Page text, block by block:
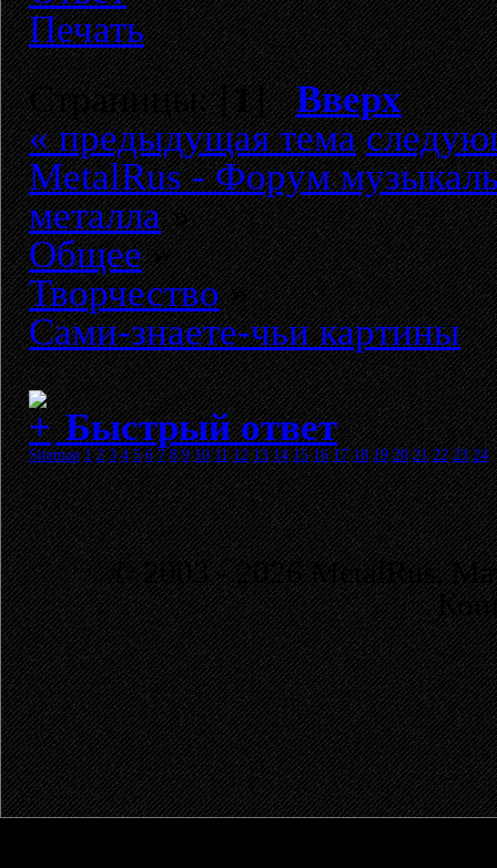
Печать
Страницы: [1]Вверх
« предыдущая тема
MetalRus - Форум
металла»
Общее»
Творчество»
Сами-знаете-чьи картины
Быстрый ответ
Sitemap 1 2 3 4 5 6 7 8 9 10 11 12 13 14 15 16 17 18 19 20 21 22 23 24
© 2003 - 2026 MetalRus.